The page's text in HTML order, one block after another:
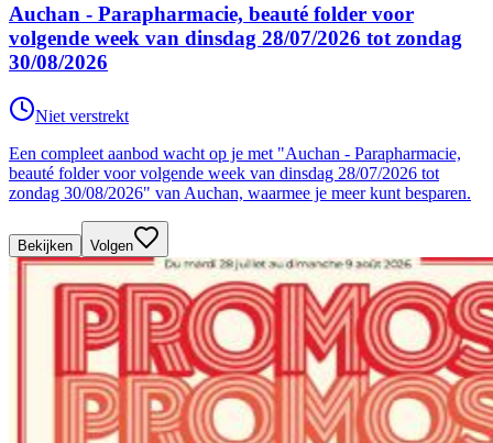
Auchan - Parapharmacie, beauté folder voor
volgende week van dinsdag 28/07/2026 tot zondag
30/08/2026
Niet verstrekt
Een compleet aanbod wacht op je met "Auchan - Parapharmacie,
beauté folder voor volgende week van dinsdag 28/07/2026 tot
zondag 30/08/2026" van Auchan, waarmee je meer kunt besparen.
Bekijken Volgen